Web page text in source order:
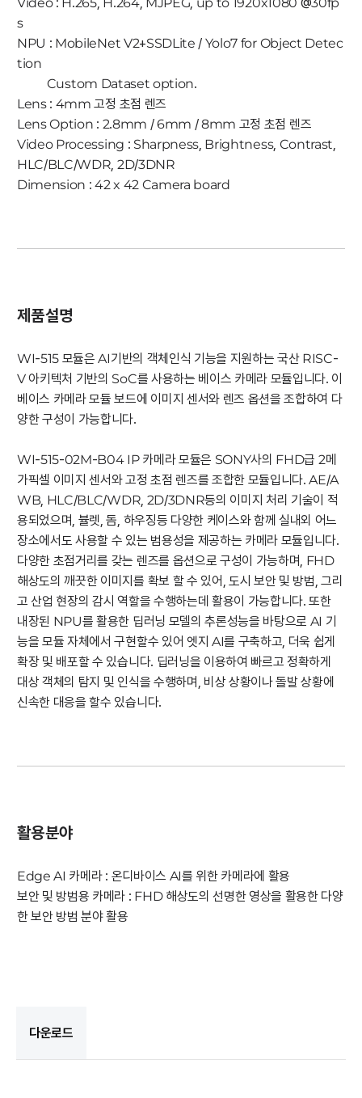
s
NPU : MobileNet V2+SSDLite / Yolo7 for Object Detec
tion
Custom Dataset option.
Lens : 4mm 고정 초점 렌즈
Lens Option : 2.8mm / 6mm / 8mm 고정 초점 렌즈
Video Processing : Sharpness, Brightness, Contrast,
HLC/BLC/WDR, 2D/3DNR
Dimension : 42 x 42 Camera board
제품설명
WI-515 모듈은 AI기반의 객체인식 기능을 지원하는 국산 RISC-
V 아키텍처 기반의 SoC를 사용하는 베이스 카메라 모듈입니다. 이
베이스 카메라 모듈 보드에 이미지 센서와 렌즈 옵션을 조합하여 다
양한 구성이 가능합니다.
WI-515-02M-B04 IP 카메라 모듈은 SONY사의 FHD급 2메
가픽셀 이미지 센서와 고정 초점 렌즈를 조합한 모듈입니다. AE/A
WB, HLC/BLC/WDR, 2D/3DNR등의 이미지 처리 기술이 적
용되었으며, 뷸렛, 돔, 하우징등 다양한 케이스와 함께 실내외 어느
장소에서도 사용할 수 있는 범용성을 제공하는 카메라 모듈입니다.
다양한 초점거리를 갖는 렌즈를 옵션으로 구성이 가능하며, FHD
해상도의 깨끗한 이미지를 확보 할 수 있어, 도시 보안 및 방범, 그리
고 산업 현장의 감시 역할을 수행하는데 활용이 가능합니다. 또한
내장된 NPU를 활용한 딥러닝 모델의 추론성능을 바탕으로 AI 기
능을 모듈 자체에서 구현할수 있어 엣지 AI를 구축하고, 더욱 쉽게
확장 및 배포할 수 있습니다. 딥러닝을 이용하여 빠르고 정확하게
대상 객체의 탐지 및 인식을 수행하며, 비상 상황이나 돌발 상황에
신속한 대응을 할수 있습니다.
활용분야
Edge AI 카메라 : 온디바이스 AI를 위한 카메라에 활용
보안 및 방범용 카메라 : FHD 해상도의 선명한 영상을 활용한 다양
한 보안 방범 분야 활용
다운로드